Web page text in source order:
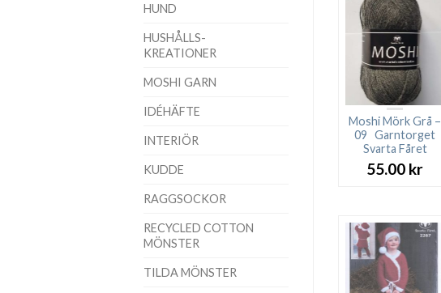
HUND
HUSHÅLLS-
KREATIONER
MOSHI GARN
IDÉHÄFTE
INTERIÖR
KUDDE
RAGGSOCKOR
RECYCLED COTTON
MÖNSTER
TILDA MÖNSTER
Moshi Mörk Grå –
09 Garntorget
Svarta Fåret
55.00 kr